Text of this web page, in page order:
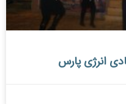
انرژی پارس